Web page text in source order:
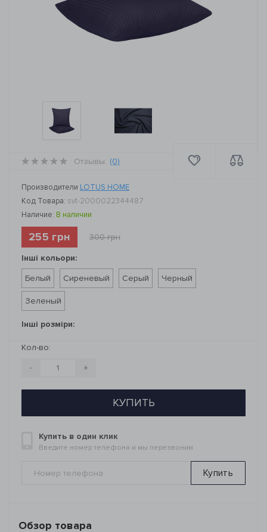
Отзывы: (0)
Производители LOTUS HOME
Код Товара: svt-2000022344487
Наличие: В наличии
255 грн 300 грн
Інші кольори:
Белый
Сиреневый Серый Черный
Зеленый
Інші розміри:
Кол-во:
- +
КУПИТЬ
Купить в один клик
Введите номер телефона и мы перезвоним
Купить
Обзор товара